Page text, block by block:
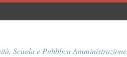
Scuola e Pubblica Amministrazione